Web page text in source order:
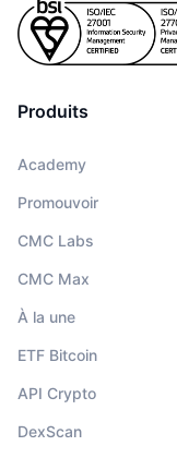
Produits
Academy
Promouvoir
CMC Labs
CMC Max
À la une
ETF Bitcoin
API Crypto
DexScan